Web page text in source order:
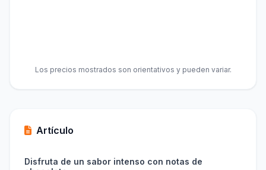
Los precios mostrados son orientativos y pueden variar.
Artículo
Disfruta de un sabor intenso con notas de